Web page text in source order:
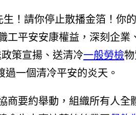
！請你停止散播金箔！你
工平安安康權益，深刻企
策宣揚、送清冷一般勞檢
一個清冷平安的炎天。
商要約舉動，組織所有人